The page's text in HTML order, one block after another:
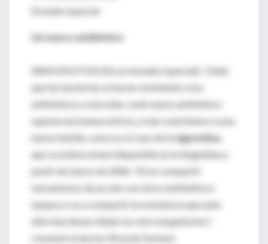
Enviado especial
Un nuevo antibiótico
WASHINGTON (De un enviado especial).- Dado
que las bacterias se hacen resistentes a los
antibióticos conocidos, todo nuevo antibiótico
supone una buena noticia, y más si pertenece a una
nueva familia, como es el caso de latigeciclina
que se estima estará disponible en la Argentina a
partir de marzo de 2006. "Al no compartir
mecanismos de acción con otros antibióticos
tampoco va a compartir la resistencia que ante
ellos han desarrollado los microorganismos",
comentó el doctor Ricardo Durlach.